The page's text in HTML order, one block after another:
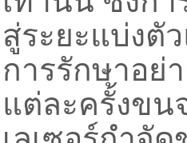
สู่ระยะแบ่งตั
การรักษาอย่
แต่ละครั้งขน